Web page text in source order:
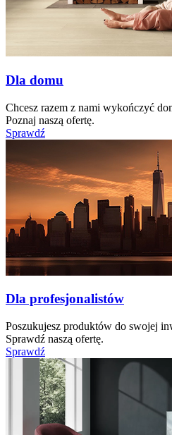
Dla domu
Chcesz razem z nami wykończyć
Poznaj naszą ofertę.
Sprawdź
Dla profesjonalistów
Poszukujesz produktów do swojej
Sprawdź naszą ofertę.
Sprawdź